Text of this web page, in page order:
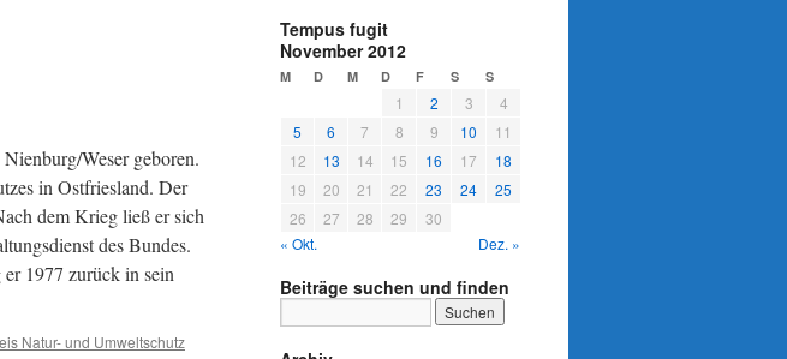
Weser geboren.
in Ostfriesland. Der
dem Krieg ließ er sich
des Bundes.
1977 zurück in sein
Natur- und Umweltschutz
Tempus fugit
November 2012
M D M D F S S
1 2 3
4
5
6 7 8 9 10
11
12
13 14 15 16 17
18
19
20 21 22 23 24
25
26
27 28 29
30
« Okt.
Dez. »
Beiträge suchen und finden